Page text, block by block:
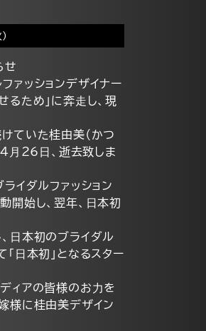
せ
ァッションデザイナー
るため」に奔⾛し、現
ていた桂由美（かつ
4⽉26⽇、逝去致しま
イダルファッション
開始し、翌年、⽇本初
⽇本初のブライダル
「⽇本初」となるスター
ィアの皆様のお⼒を
様に桂由美デザイン